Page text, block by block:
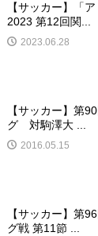
【サッカー】「
2023 第12回関...
2023.06.28
【サッカー】第
グ 対駒澤大 ...
2016.05.15
【サッカー】第
グ戦 第11節 ...